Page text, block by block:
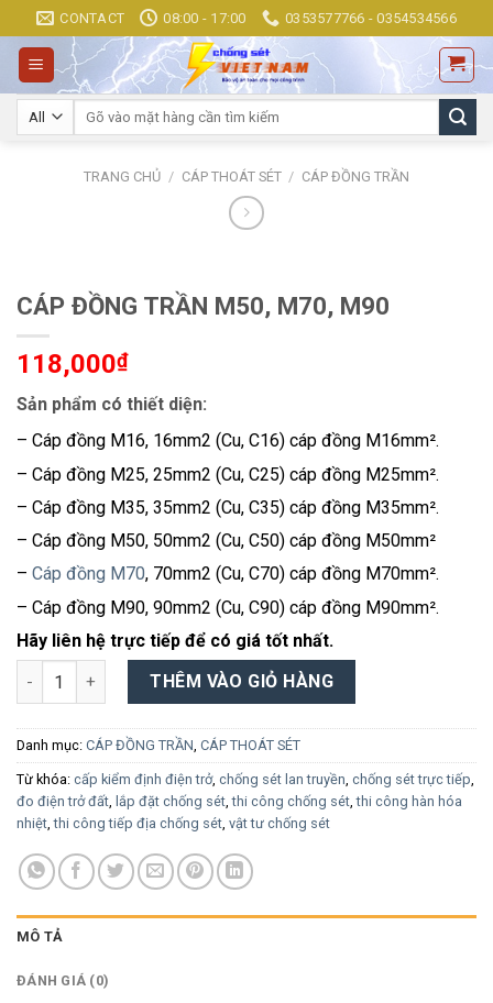
to
content
CONTACT 08:00 - 17:00 0353577766 - 0354534566
Tìm
TRANG CHỦ / CÁP THOÁT SÉT / CÁP ĐỒNG TRẦN
CÁP ĐỒNG TRẦN M50, M70, M90
118,000₫
Sản phẩm có thiết diện:
– Cáp đồng M16, 16mm2 (Cu, C16) cáp đồng M16mm².
– Cáp đồng M25, 25mm2 (Cu, C25) cáp đồng M25mm².
– Cáp đồng M35, 35mm2 (Cu, C35) cáp đồng M35mm².
– Cáp đồng M50, 50mm2 (Cu, C50) cáp đồng M50mm²
– Cáp đồng M70, 70mm2 (Cu, C70) cáp đồng M70mm².
– Cáp đồng M90, 90mm2 (Cu, C90) cáp đồng M90mm².
Hãy liên hệ trực tiếp để có giá tốt nhất.
CÁP ĐỒNG TRẦN M50, M70, M90 số lượng
THÊM VÀO GIỎ HÀNG
Danh mục: CÁP ĐỒNG TRẦN CÁP THOÁT SÉT
Từ khóa: cấp kiểm định điện trở, chống sét lan truyền chống sét trực tiếp
đo điện trở đất lắp đặt chống sét ,thi công chống sét ,thi công hàn hóa
nhiệt ,thi công tiếp địa chống sét vật tư chống sét
MÔ TẢ
ĐÁNH GIÁ (0)